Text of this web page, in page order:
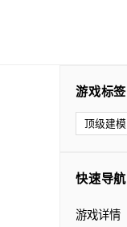
游戏标签
顶级建模
快速导航
游戏详情